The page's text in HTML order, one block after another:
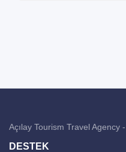
Açılay Tourism Travel
DESTEK